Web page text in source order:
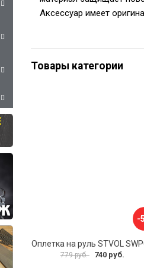
Аксессуар имеет
Товары категории
-
Оплетка на руль STVOL
779 руб. 740 руб.